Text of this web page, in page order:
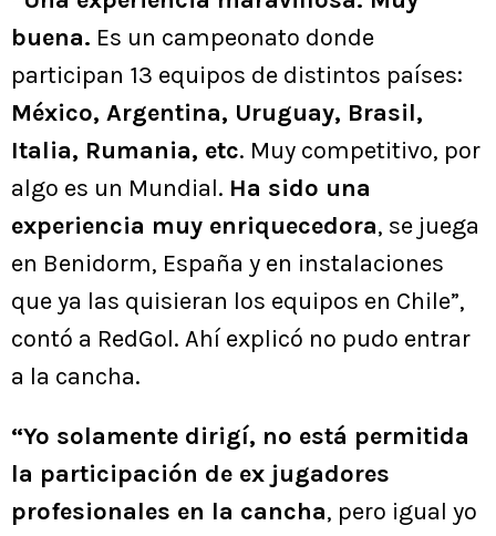
buena. Es un campeonato donde
participan 13 equipos de distintos países:
México, Argentina, Uruguay, Brasil,
Italia, Rumania, etc. Muy competitivo, por
algo es un Mundial. Ha sido una
experiencia muy enriquecedora, se juega
en Benidorm, España y en instalaciones
que ya las quisieran los equipos en Chile”,
contó a RedGol. Ahí explicó no pudo entrar
a la cancha.
“Yo solamente dirigí, no está permitida
la participación de ex jugadores
profesionales en la cancha, pero igual yo